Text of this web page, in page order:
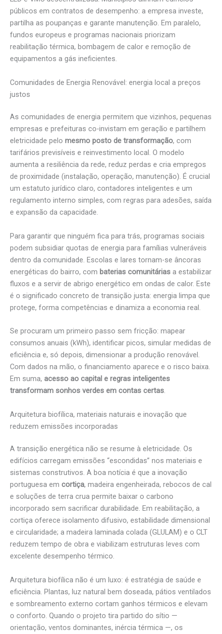
públicos em contratos de desempenho: a empresa investe,
partilha as poupanças e garante manutenção. Em paralelo,
fundos europeus e programas nacionais priorizam
reabilitação térmica, bombagem de calor e remoção de
equipamentos a gás ineficientes.
Comunidades de Energia Renovável: energia local a preços
justos
As comunidades de energia permitem que vizinhos, pequenas
empresas e prefeituras co-invistam em geração e partilhem
eletricidade pelo mesmo posto de transformação, com
tarifários previsíveis e reinvestimento local. O modelo
aumenta a resiliência da rede, reduz perdas e cria empregos
de proximidade (instalação, operação, manutenção). É crucial
um estatuto jurídico claro, contadores inteligentes e um
regulamento interno simples, com regras para adesões, saída
e expansão da capacidade.
Para garantir que ninguém fica para trás, programas sociais
podem subsidiar quotas de energia para famílias vulneráveis
dentro da comunidade. Escolas e lares tornam-se âncoras
energéticas do bairro, com baterias comunitárias a estabilizar
fluxos e a servir de abrigo energético em ondas de calor. Este
é o significado concreto de transição justa: energia limpa que
protege, forma competências e dinamiza a economia real.
Se procuram um primeiro passo sem fricção: mapear
consumos anuais (kWh), identificar picos, simular medidas de
eficiência e, só depois, dimensionar a produção renovável.
Com dados na mão, o financiamento aparece e o risco baixa.
Em suma, acesso ao capital e regras inteligentes
transformam sonhos verdes em contas certas.
Arquitetura biofílica, materiais naturais e inovação que
reduzem emissões incorporadas
A transição energética não se resume à eletricidade. Os
edifícios carregam emissões “escondidas” nos materiais e
sistemas construtivos. A boa notícia é que a inovação
portuguesa em cortiça, madeira engenheirada, rebocos de cal
e soluções de terra crua permite baixar o carbono
incorporado sem sacrificar durabilidade. Em reabilitação, a
cortiça oferece isolamento difusivo, estabilidade dimensional
e circularidade; a madeira laminada colada (GLULAM) e o CLT
reduzem tempo de obra e viabilizam estruturas leves com
excelente desempenho térmico.
Arquitetura biofílica não é um luxo: é estratégia de saúde e
eficiência. Plantas, luz natural bem doseada, pátios ventilados
e sombreamento externo cortam ganhos térmicos e elevam
o conforto. Quando o projeto tira partido do sítio —
orientação, ventos dominantes, inércia térmica —, os